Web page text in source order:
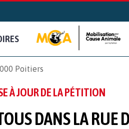
Poitiers
À JOUR DE LA PÉTITION
DANS LA RUE